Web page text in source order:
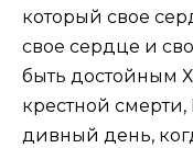
который свое
свое сердце и
быть достойным
крестной смерти,
дивный день,